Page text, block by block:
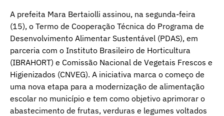
A prefeita Mara Bertaiolli assinou, na segunda-feira
(15), o Termo de Cooperação Técnica do Programa de
Desenvolvimento Alimentar Sustentável (PDAS), em
parceria com o Instituto Brasileiro de Horticultura
(IBRAHORT) e Comissão Nacional de Vegetais Frescos e
Higienizados (CNVEG). A iniciativa marca o começo de
uma nova etapa para a modernização de alimentação
escolar no município e tem como objetivo aprimorar o
abastecimento de frutas, verduras e legumes voltados